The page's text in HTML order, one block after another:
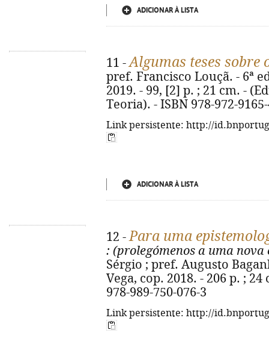
ADICIONAR À LISTA
11 -Algumas teses sobre
pref. Francisco Louçã. - 6ª
2019. - 99, [2] p. ; 21 cm. -
Teoria). - ISBN 978-972-
Link persistente: http://
ADICIONAR À LISTA
12 -Para uma
: (prolegómenos a uma nova
Sérgio ; pref. Augusto
Vega, cop. 2018. - 206 p. ;
978-989-750-076-3
Link persistente: http://